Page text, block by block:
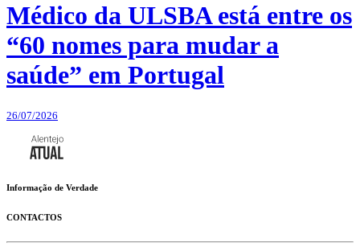
Médico da ULSBA está entre os
“60 nomes para mudar a
saúde” em Portugal
26/07/2026
Informação de Verdade
CONTACTOS